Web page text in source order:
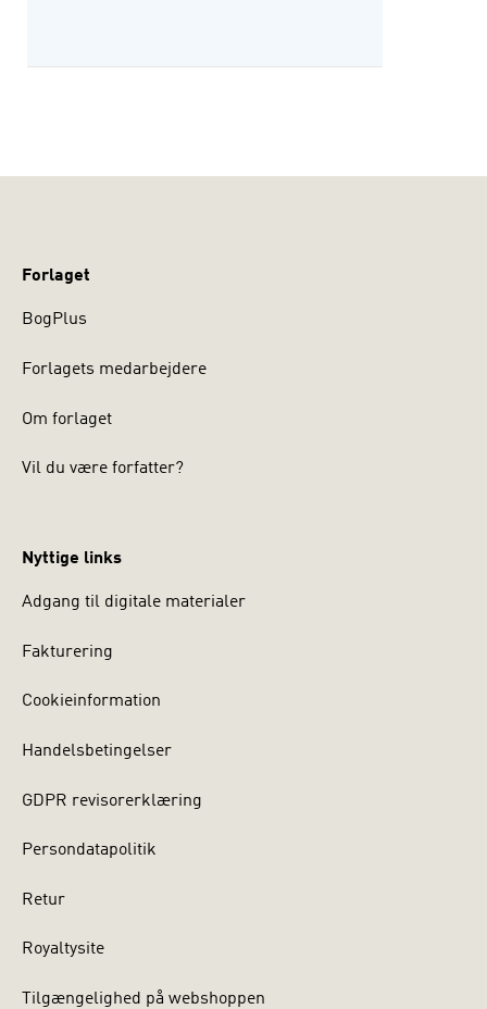
Forlaget
BogPlus
Forlagets medarbejdere
Om forlaget
Vil du være forfatter?
Nyttige links
Adgang til digitale materialer
Fakturering
Cookieinformation
Handelsbetingelser
GDPR revisorerklæring
Persondatapolitik
Retur
Royaltysite
Tilgængelighed på webshoppen